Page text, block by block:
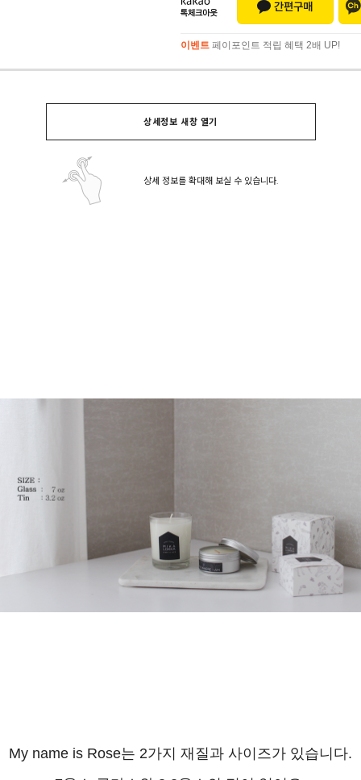
이벤트 페이포인트 적립 혜택 2배 UP!
이벤트페이포인트 적립 혜택 2배 UP!
상세정보 새창 열기
상세 정보를 확대해 보실 수 있습니다.
My name is Rose는 2가지 재질과 사이즈가 있습니다.